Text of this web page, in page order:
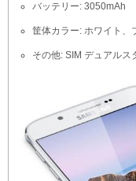
バッテリー: 3050mAh
筐体カラー: ホワイト、
その他: SIM デュアルス